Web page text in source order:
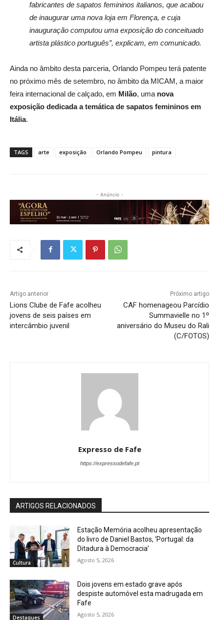
fabricantes de sapatos femininos italianos, que acabou
de inaugurar uma nova loja em Florença, e cuja
inauguração computou uma exposição do conceituado
artista plástico português”, explicam, em comunicado.
Ainda no âmbito desta parceria, Orlando Pompeu terá patente
no próximo mês de setembro, no âmbito da MICAM, a maior
feira internacional de calçado, em Milão, uma nova
exposição dedicada a temática de sapatos femininos em
Itália.
TAGS arte exposição Orlando Pompeu pintura
- Anúncio -
Artigo anterior
Lions Clube de Fafe acolheu
jovens de seis países em
intercâmbio juvenil
Próximo artigo
CAF homenageou Parcídio
Summavielle no 1º
aniversário do Museu do Rali
(C/FOTOS)
Expresso de Fafe
https://expressodefafe.pt
ARTIGOS RELACIONADOS
Cultura
Estação Memória acolheu apresentação
do livro de Daniel Bastos, ‘Portugal: da
Ditadura à Democracia’
Agosto 5, 2026
Destaques
Dois jovens em estado grave após
despiste automóvel esta madrugada em
Fafe
Agosto 5, 2026